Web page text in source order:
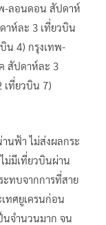
-ลอนดอน สัปดาห์
าห์ละ 3 เที่ยวบิน
น 4) กรุงเทพ-
สัปดาห์ละ 3
เที่ยวบิน 7)
นฟ้า ไม่ส่งผลกระ
ม่มีเที่ยวบินผ่าน
ทบจากการที่สาย
ทศยูเครนก่อน
นจำนวนมาก จน